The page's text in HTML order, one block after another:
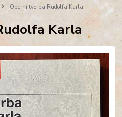
Operní tvorba Rudolfa Karla
Karla